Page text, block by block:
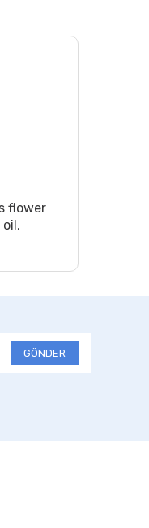
flower
GÖNDER